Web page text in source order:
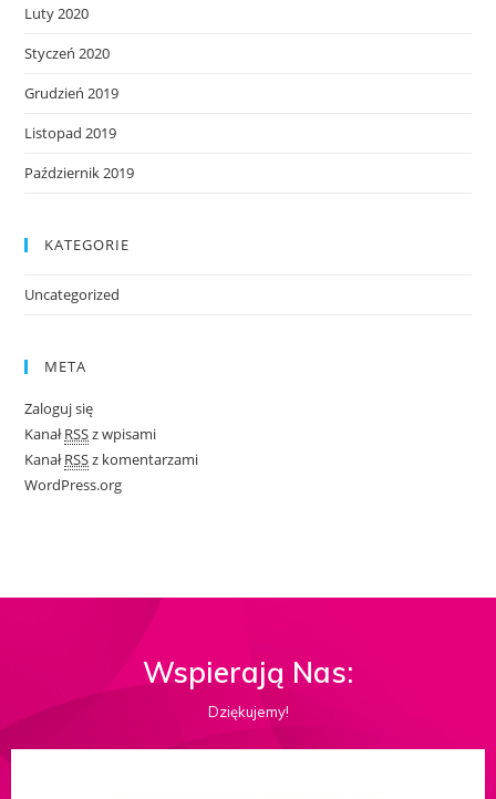
Luty 2020
Styczeń 2020
Grudzień 2019
Listopad 2019
Październik 2019
KATEGORIE
Uncategorized
META
Zaloguj się
KanałRSSz wpisami
KanałRSSz komentarzami
WordPress.org
Wspierają Nas:
Dziękujemy!